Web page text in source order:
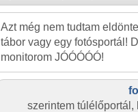
Azt még nem tudtam
tábor vagy egy fotósportál!
monitorom JÓÓÓÓÓ!
szerintem